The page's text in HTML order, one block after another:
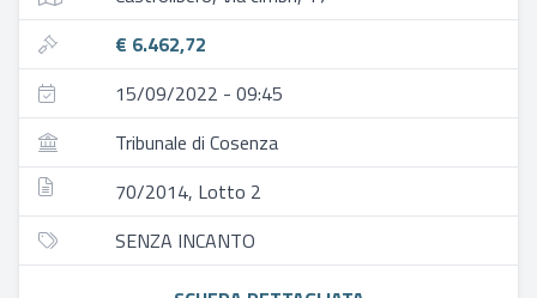
€ 6.462,72
15/09/2022 - 09:45
Tribunale di Cosenza
70/2014, Lotto 2
SENZA INCANTO